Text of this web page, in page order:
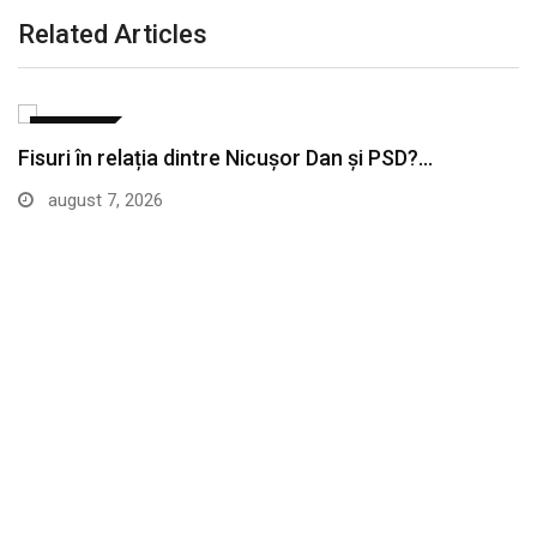
Related Articles
Fisuri în relația dintre Nicușor Dan și PSD?…
august 7, 2026